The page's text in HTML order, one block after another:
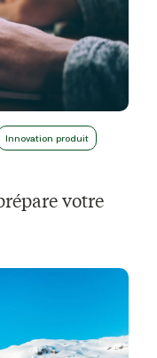
Innovation produit
votre